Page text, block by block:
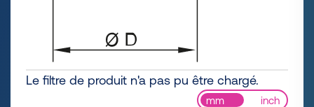
Le filtre de produit n'a pas pu être chargé.
mm inch